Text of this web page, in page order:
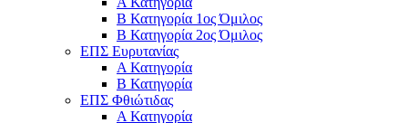
Β Κατηγορία 1ος Όμιλος
Β Κατηγορία 2ος Όμιλος
ΕΠΣ Ευρυτανίας
Α Κατηγορία
Β Κατηγορία
ΕΠΣ Φθιώτιδας
Α Κατηγορία